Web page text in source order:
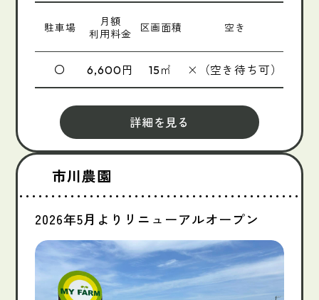
駐車場
月額
利用料金
区画面積 空き
〇 6,600円 15㎡ ×（空き待ち可）
詳細を見る
市川農園
2026年5月よりリニューアルオープン